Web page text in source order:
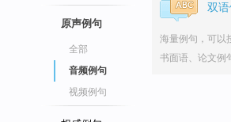
原声例句
全部
音频例句
视频例句
双
海量例句，可以
书面语、论文例